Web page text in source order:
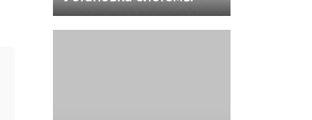
видеонаблюдения с
демонтажом старой